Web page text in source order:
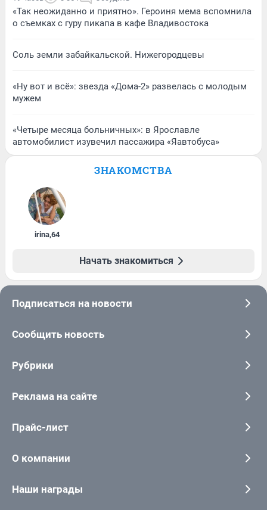
«Так неожиданно и приятно». Героиня мема вспомнила
о съемках с гуру пикапа в кафе Владивостока
Соль земли забайкальской. Нижегородцевы
«Ну вот и всё»: звезда «Дома-2» развелась с молодым
мужем
«Четыре месяца больничных»: в Ярославле
автомобилист изувечил пассажира «Яавтобуса»
ЗНАКОМСТВА
irina,64
Начать знакомиться
Подписаться на новости
Сообщить новость
Рубрики
Реклама на сайте
Прайс-лист
О компании
Наши награды